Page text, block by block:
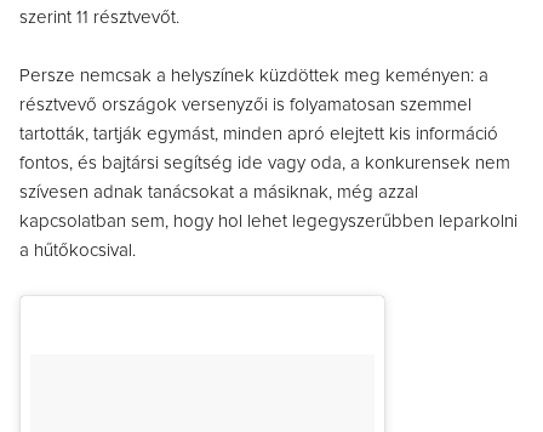
szerint 11 résztvevőt.
Persze nemcsak a helyszínek küzdöttek meg keményen: a
résztvevő országok versenyzői is folyamatosan szemmel
tartották, tartják egymást, minden apró elejtett kis információ
fontos, és bajtársi segítség ide vagy oda, a konkurensek nem
szívesen adnak tanácsokat a másiknak, még azzal
kapcsolatban sem, hogy hol lehet legegyszerűbben leparkolni
a hűtőkocsival.